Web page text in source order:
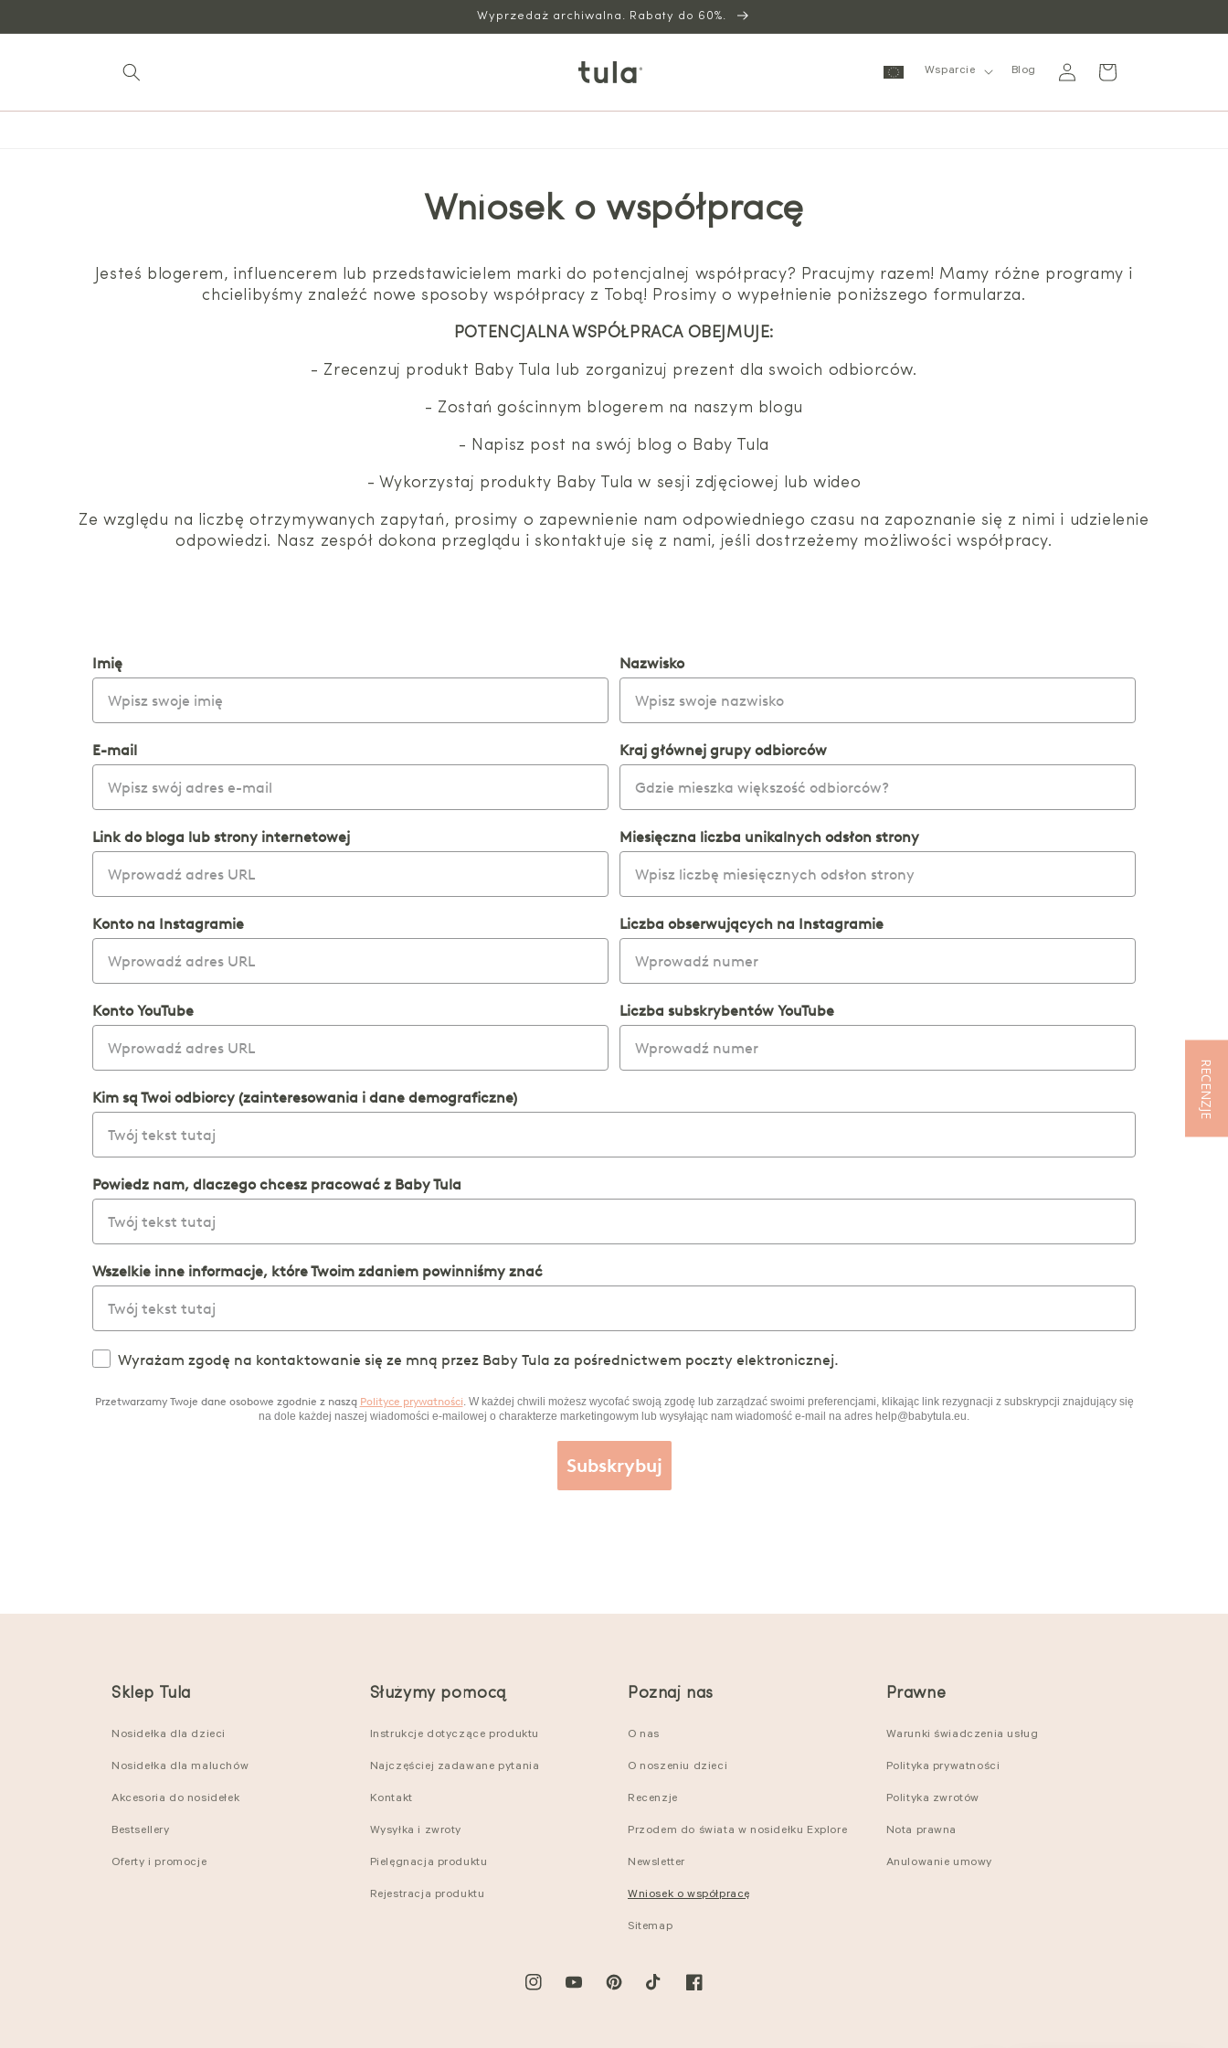
Wyprzedaż archiwalna. Rabaty do 60%.
Wsparcie Blog
się
Wózek
Wniosek o współpracę
Jesteś blogerem, influencerem lub przedstawicielem marki do potencjalnej współpracy? Pracujmy razem! Mamy różne programy i
chcielibyśmy znaleźć nowe sposoby współpracy z Tobą! Prosimy o wypełnienie poniższego formularza.
POTENCJALNA WSPÓŁPRACA OBEJMUJE:
- Zrecenzuj produkt Baby Tula lub zorganizuj prezent dla swoich odbiorców.
- Zostań gościnnym blogerem na naszym blogu
- Napisz post na swój blog o Baby Tula
- Wykorzystaj produkty Baby Tula w sesji zdjęciowej lub wideo
Ze względu na liczbę otrzymywanych zapytań, prosimy o zapewnienie nam odpowiedniego czasu na zapoznanie się z nimi i udzielenie
odpowiedzi. Nasz zespół dokona przeglądu i skontaktuje się z nami, jeśli dostrzeżemy możliwości współpracy.
Imię Nazwisko
E-mail Kraj głównej grupy odbiorców
Link do bloga lub strony internetowej Miesięczna liczba unikalnych odsłon strony
Konto na Instagramie Liczba obserwujących na Instagramie
Konto YouTube Liczba subskrybentów YouTube
Kim są Twoi odbiorcy (zainteresowania i dane demograficzne)
Powiedz nam, dlaczego chcesz pracować z Baby Tula
Wszelkie inne informacje, które Twoim zdaniem powinniśmy znać
Wyrażam zgodę na kontaktowanie się ze mną przez Baby Tula za pośrednictwem poczty elektronicznej.
Przetwarzamy Twoje dane osobowe zgodnie z naszą Polityce prywatności. W każdej chwili możesz wycofać swoją zgodę lub zarządzać swoimi preferencjami, klikając link rezygnacji z subskrypcji znajdujący się
na dole każdej naszej wiadomości e-mailowej o charakterze marketingowym lub wysyłając nam wiadomość e-mail na adres help@babytula.eu.
Subskrybuj
Sklep Tula
Nosidełka dla dzieci
Nosidełka dla maluchów
Akcesoria do nosidełek
Bestsellery
Oferty i promocje
Służymy pomocą
Instrukcje dotyczące produktu
Najczęściej zadawane pytania
Kontakt
Wysyłka i zwroty
Pielęgnacja produktu
Rejestracja produktu
Poznaj nas
O nas
O noszeniu dzieci
Recenzje
Przodem do świata w nosidełku Explore
Newsletter
Wniosek o współpracę
Sitemap
Prawne
Warunki świadczenia usług
Polityka prywatności
Polityka zwrotów
Nota prawna
Anulowanie umowy
InstagramYouTubePinterestTikTok Facebook
RECENZJE